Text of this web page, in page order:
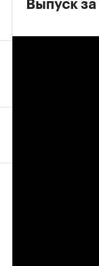
Выпуск